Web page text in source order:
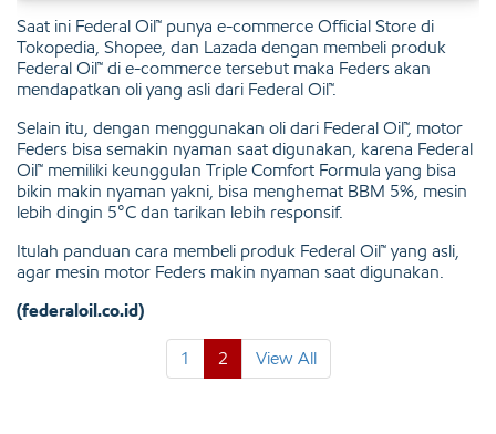
Saat ini Federal Oil™ punya e-commerce Official Store di
Tokopedia, Shopee, dan Lazada dengan membeli produk
Federal Oil™ di e-commerce tersebut maka Feders akan
mendapatkan oli yang asli dari Federal Oil™.
Selain itu, dengan menggunakan oli dari Federal Oil™, motor
Feders bisa semakin nyaman saat digunakan, karena Federal
Oil™ memiliki keunggulan Triple Comfort Formula yang bisa
bikin makin nyaman yakni, bisa menghemat BBM 5%, mesin
lebih dingin 5°C dan tarikan lebih responsif.
Itulah panduan cara membeli produk Federal Oil™ yang asli,
agar mesin motor Feders makin nyaman saat digunakan.
(federaloil.co.id)
1 2 View All